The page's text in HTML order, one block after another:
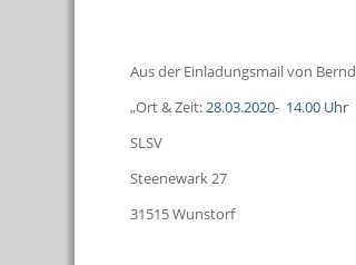
Aus der Einladungsmail von
„Ort & Zeit:28.03.2020- 14.00 Uhr
SLSV
Steenewark 27
31515 Wunstorf